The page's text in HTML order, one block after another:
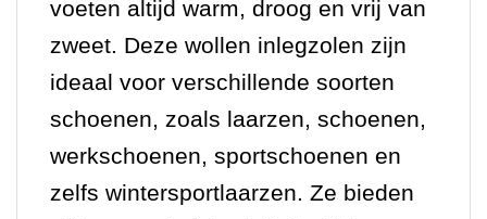
voeten altijd warm, droog en vrij van
zweet. Deze wollen inlegzolen zijn
ideaal voor verschillende soorten
schoenen, zoals laarzen, schoenen,
werkschoenen, sportschoenen en
zelfs wintersportlaarzen. Ze bieden